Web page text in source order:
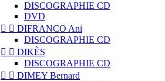
DISCOGRAPHIE CD
DVD
  DIFRANCO Ani
DISCOGRAPHIE CD
  DIKÈS
DISCOGRAPHIE CD
  DIMEY Bernard